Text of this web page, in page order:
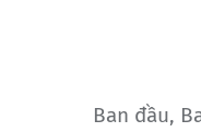
Ban đầu,